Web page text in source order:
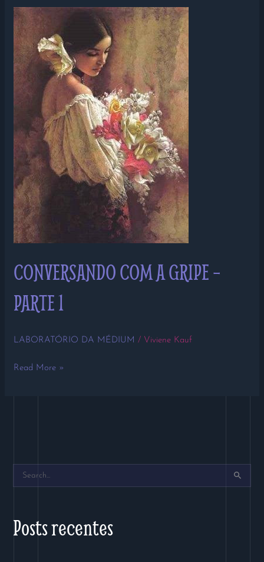
CONVERSANDO COM A GRIPE –
PARTE 1
LABORATÓRIO DA MÉDIUM / Viviene Kauf
CONVERSANDO
COM
A
GRIPE
PARTE
Read More »
q
Posts recentes